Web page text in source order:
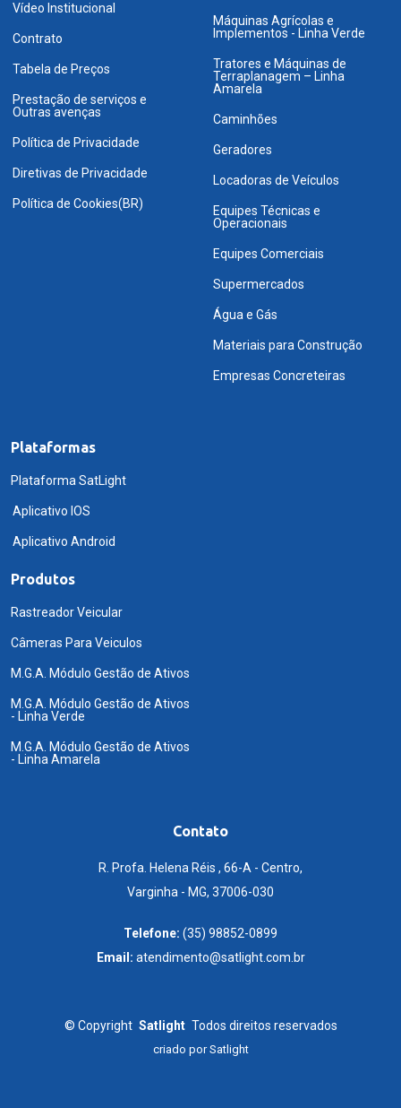
Vídeo Institucional
Contrato
Tabela de Preços
Prestação de serviços e
Outras avenças
Política de Privacidade
Diretivas de Privacidade
Política de Cookies(BR)
Máquinas Agrícolas e
Implementos - Linha Verde
Tratores e Máquinas de
Terraplanagem – Linha
Amarela
Caminhões
Geradores
Locadoras de Veículos
Equipes Técnicas e
Operacionais
Equipes Comerciais
Supermercados
Água e Gás
Materiais para Construção
Empresas Concreteiras
Plataformas
Plataforma SatLight
Aplicativo IOS
Aplicativo Android
Produtos
Rastreador Veicular
Câmeras Para Veiculos
M.G.A. Módulo Gestão de Ativos
M.G.A. Módulo Gestão de Ativos
- Linha Verde
M.G.A. Módulo Gestão de Ativos
- Linha Amarela
Contato
R. Profa. Helena Réis , 66-A - Centro,
Varginha - MG, 37006-030
Telefone: (35) 98852-0899
Email: atendimento@satlight.com.br
© Copyright Satlight Todos direitos reservados
criado porSatlight